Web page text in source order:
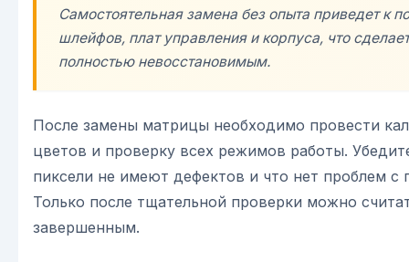
Самостоятельная замена без опыта приведет к
шлейфов, плат управления и корпуса, что
полностью невосстановимым.
После замены матрицы необходимо провести
цветов и проверку всех режимов работы.
пиксели не имеют дефектов и что нет проблем с
Только после тщательной проверки можно
завершенным.